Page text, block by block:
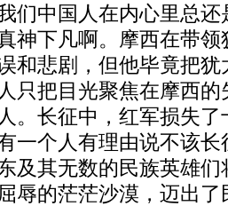
们中国人在内心里总
神下凡啊。摩西在带
和悲剧，但他毕竟把
只把目光聚焦在摩西
。长征中，红军损失
一个人有理由说不该
及其无数的民族英雄
辱的茫茫沙漠，迈出